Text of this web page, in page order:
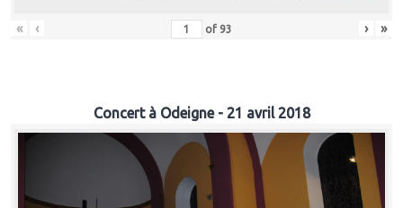
« ‹ of 93 › »
Concert à Odeigne - 21 avril 2018